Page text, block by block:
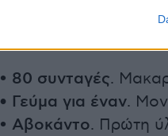
γεύμα της ημέρας,
• 80 συνταγές.
• Γεύμα για έναν.
• Αβοκάντο. Πρώτη